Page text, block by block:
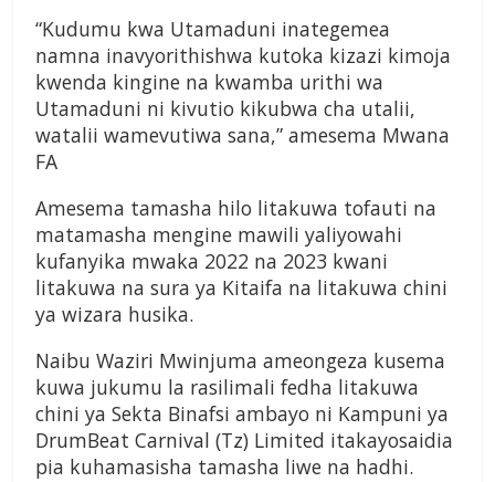
“Kudumu kwa Utamaduni inategemea
namna inavyorithishwa kutoka kizazi kimoja
kwenda kingine na kwamba urithi wa
Utamaduni ni kivutio kikubwa cha utalii,
watalii wamevutiwa sana,” amesema Mwana
FA
Amesema tamasha hilo litakuwa tofauti na
matamasha mengine mawili yaliyowahi
kufanyika mwaka 2022 na 2023 kwani
litakuwa na sura ya Kitaifa na litakuwa chini
ya wizara husika.
Naibu Waziri Mwinjuma ameongeza kusema
kuwa jukumu la rasilimali fedha litakuwa
chini ya Sekta Binafsi ambayo ni Kampuni ya
DrumBeat Carnival (Tz) Limited itakayosaidia
pia kuhamasisha tamasha liwe na hadhi.